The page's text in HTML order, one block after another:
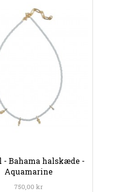
- Bahama halskæde -
Aquamarine
750,00 kr